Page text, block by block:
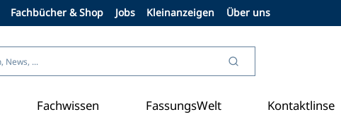
Fachbücher & Shop Jobs Kleinanzeigen Über uns
Fachwissen FassungsWelt Kontaktlinse